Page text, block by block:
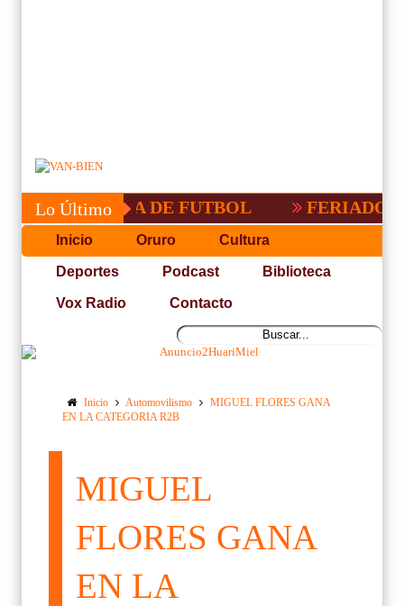
Lo Último
PACEÑA DE FUTBOL FERIADO
Inicio Oruro Cultura
Deportes Podcast Biblioteca
Vox Radio Contacto
Inicio Automovilismo
MIGUEL FLORES GANA
EN LA CATEGORIA R2B
MIGUEL
FLORES GANA
EN LA